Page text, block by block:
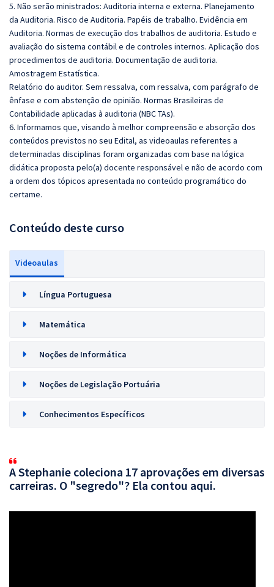
5. Não serão ministrados: Auditoria interna e externa. Planejamento
da Auditoria. Risco de Auditoria. Papéis de trabalho. Evidência em
Auditoria. Normas de execução dos trabalhos de auditoria. Estudo e
avaliação do sistema contábil e de controles internos. Aplicação dos
procedimentos de auditoria. Documentação de auditoria.
Amostragem Estatística.
Relatório do auditor. Sem ressalva, com ressalva, com parágrafo de
ênfase e com abstenção de opinião. Normas Brasileiras de
Contabilidade aplicadas à auditoria (NBC TAs).
6. Informamos que, visando à melhor compreensão e absorção dos
conteúdos previstos no seu Edital, as videoaulas referentes a
determinadas disciplinas foram organizadas com base na lógica
didática proposta pelo(a) docente responsável e não de acordo com
a ordem dos tópicos apresentada no conteúdo programático do
certame.
Conteúdo deste curso
Videoaulas
Língua Portuguesa
Matemática
Noções de Informática
Noções de Legislação Portuária
Conhecimentos Específicos
A Stephanie coleciona 17 aprovações em diversas
carreiras. O "segredo"? Ela contou aqui.